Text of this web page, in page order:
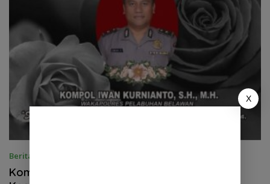
Berita Nasional
Kompol Iwan Kurnianto Meninggal Akibat
X